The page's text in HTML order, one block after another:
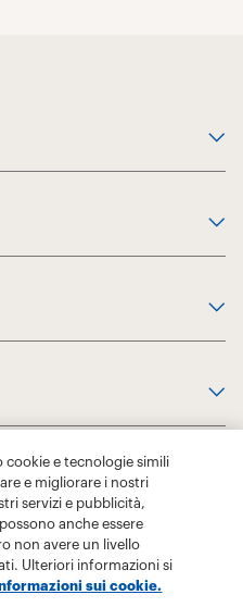
cookie e tecnologie simili
e migliorare i nostri
servizi e pubblicità,
anche essere
non avere un livello
Ulteriori informazioni si
sui cookie.